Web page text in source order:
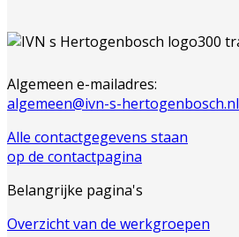
Algemeen e-mailadres:
algemeen@ivn-s-hertogenbosch.nl
Alle contactgegevens staan
op de contactpagina
Belangrijke pagina's
Overzicht van de werkgroepen